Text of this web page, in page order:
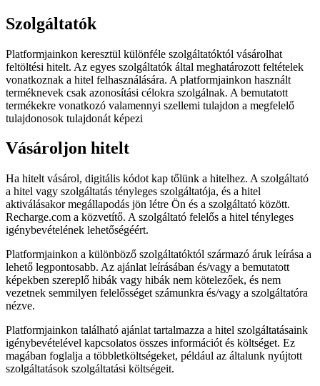
Szolgáltatók
Platformjainkon keresztül különféle szolgáltatóktól vásárolhat
feltöltési hitelt. Az egyes szolgáltatók által meghatározott feltételek
vonatkoznak a hitel felhasználására. A platformjainkon használt
terméknevek csak azonosítási célokra szolgálnak. A bemutatott
termékekre vonatkozó valamennyi szellemi tulajdon a megfelelő
tulajdonosok tulajdonát képezi
Vásároljon hitelt
Ha hitelt vásárol, digitális kódot kap tőlünk a hitelhez. A szolgáltató
a hitel vagy szolgáltatás tényleges szolgáltatója, és a hitel
aktiválásakor megállapodás jön létre Ön és a szolgáltató között.
Recharge.com a közvetítő. A szolgáltató felelős a hitel tényleges
igénybevételének lehetőségéért.
Platformjainkon a különböző szolgáltatóktól származó áruk leírása a
lehető legpontosabb. Az ajánlat leírásában és/vagy a bemutatott
képekben szereplő hibák vagy hibák nem kötelezőek, és nem
vezetnek semmilyen felelősséget számunkra és/vagy a szolgáltatóra
nézve.
Platformjainkon található ajánlat tartalmazza a hitel szolgáltatásaink
igénybevételével kapcsolatos összes információt és költséget. Ez
magában foglalja a többletköltségeket, például az általunk nyújtott
szolgáltatások szolgáltatási költségeit.